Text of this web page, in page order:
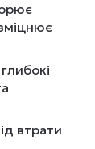
втрати